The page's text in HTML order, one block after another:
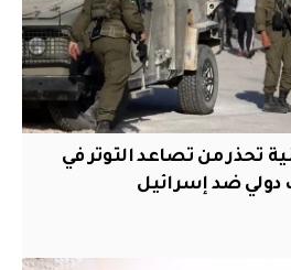
تحذر من تصاعد التوتر في
دولي ضد إسرائيل